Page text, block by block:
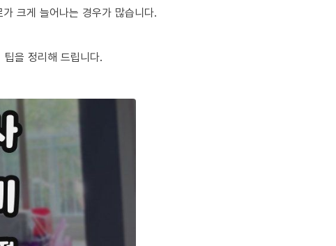
크게 늘어나는 경우가 많습니다.
을 정리해 드립니다.